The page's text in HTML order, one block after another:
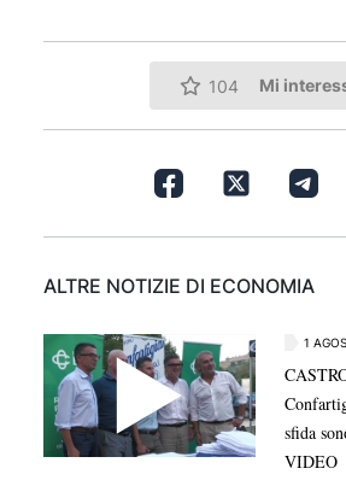
104 Mi
ALTRE NOTIZIE DI ECONOMIA
1
sfida
VIDEO